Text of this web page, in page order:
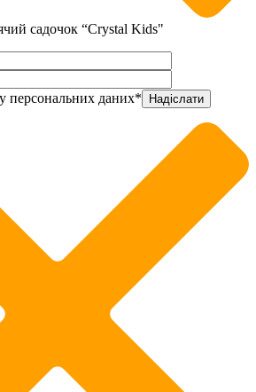
садочок “Crystal Kids"
персональних даних*